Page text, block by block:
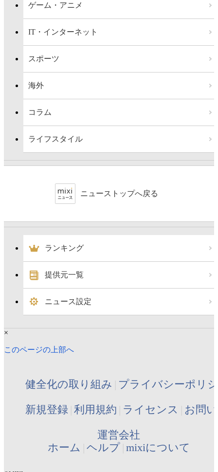
ゲーム・アニメ
IT・インターネット
スポーツ
海外
コラム
ライフスタイル
ニューストップへ戻る
ランキング
提供元一覧
ニュース設定
×
このページの上部へ
健全化の取り組み プライバシーポリ
新規登録 利用規約 ライセンス お問
運営会社
ホーム ヘルプ mixiについて